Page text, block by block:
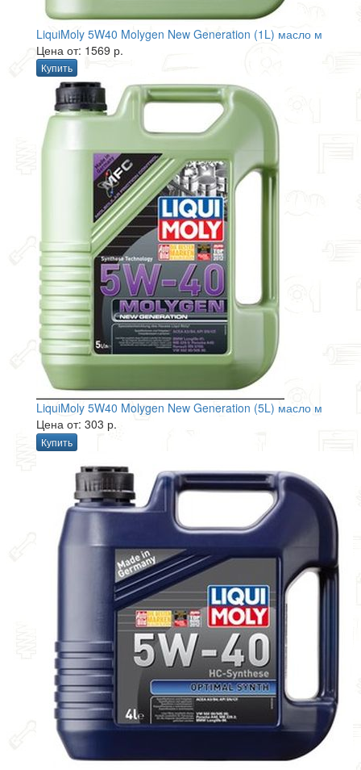
LiquiMoly 5W40 Molygen New Generation (1L) масло м
Цена от: 1569 р.
Купить
LiquiMoly 5W40 Molygen New Generation (5L) масло м
Цена от: 303 р.
Купить